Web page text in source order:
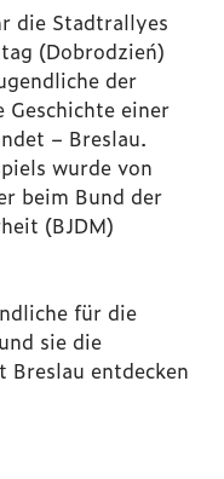
die Stadtrallyes
(Dobrodzień)
der
einer
– Breslau.
wurde von
beim Bund der
(BJDM)
für die
sie die
Breslau entdecken